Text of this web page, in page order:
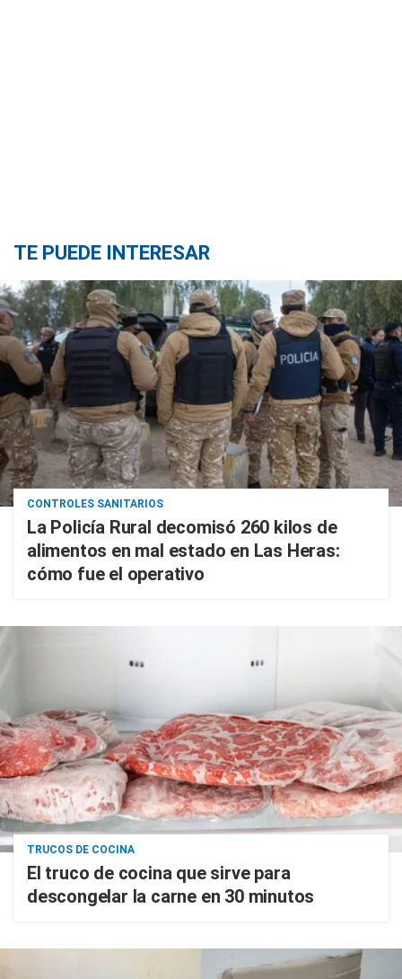
TE PUEDE INTERESAR
CONTROLES SANITARIOS
La Policía Rural decomisó 260 kilos de
alimentos en mal estado en Las Heras:
cómo fue el operativo
TRUCOS DE COCINA
El truco de cocina que sirve para
descongelar la carne en 30 minutos